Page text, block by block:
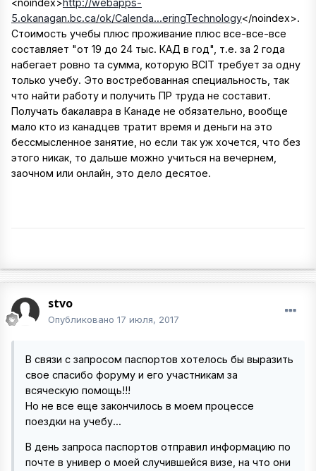
<noindex>http://webapps-
5.okanagan.bc.ca/ok/Calenda...eringTechnology</noindex>.
Стоимость учебы плюс проживание плюс все-все-все
составляет "от 19 до 24 тыс. КАД в год", т.е. за 2 года
набегает ровно та сумма, которую BCIT требует за одну
только учебу. Это востребованная специальность, так
что найти работу и получить ПР труда не составит.
Получать бакалавра в Канаде не обязательно, вообще
мало кто из канадцев тратит время и деньги на это
бессмысленное занятие, но если так уж хочется, что без
этого никак, то дальше можно учиться на вечернем,
заочном или онлайн, это дело десятое.
stvo
Опубликовано 17 июля, 2017
В связи с запросом паспортов хотелось бы выразить
свое спасибо форуму и его участникам за
всяческую помощь!!!
Но не все еще закончилось в моем процессе
поездки на учебу...
В день запроса паспортов отправил информацию по
почте в универ о моей случившейся визе, на что они